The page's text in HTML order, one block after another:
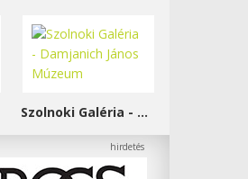
Szolnoki Galéria - Damjanich János Múzeum